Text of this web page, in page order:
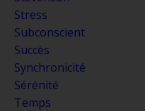
Stress
Subconscient
Succès
Synchronicité
Sérénité
Temps